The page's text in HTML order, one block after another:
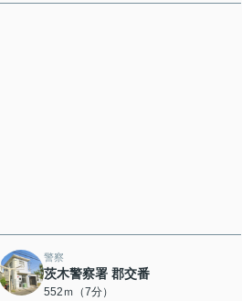
警察
茨木警察署 郡交番
552ｍ（7分）